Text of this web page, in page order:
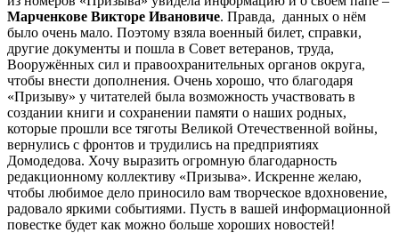
Марченкове Викторе Ивановиче. Правда, данных о нём
было очень мало. Поэтому взяла военный билет, справки,
другие документы и пошла в Совет ветеранов, труда,
Вооружённых сил и правоохранительных органов округа,
чтобы внести дополнения. Очень хорошо, что благодаря
«Призыву» у читателей была возможность участвовать в
создании книги и сохранении памяти о наших родных,
которые прошли все тяготы Великой Отечественной войны,
вернулись с фронтов и трудились на предприятиях
Домодедова. Хочу выразить огромную благодарность
редакционному коллективу «Призыва». Искренне желаю,
чтобы любимое дело приносило вам творческое вдохновение,
радовало яркими событиями. Пусть в вашей информационной
повестке будет как можно больше хороших новостей!